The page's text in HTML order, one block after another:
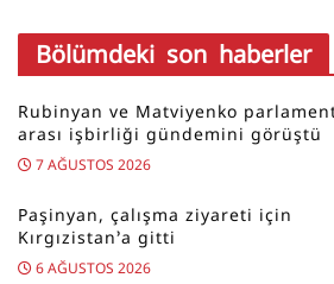
Bölümdeki son haberler
Rubinyan ve Matviyenko
arası işbirliği gündemini görüştü
7 AĞUSTOS 2026
Paşinyan, çalışma ziyareti için
Kırgızistan’a gitti
6 AĞUSTOS 2026